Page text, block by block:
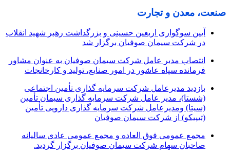
صنعت، معدن و تجارت
آیین سوگواری اربعین حسینی و بزرگداشت رهبر شهید انقلاب
در شرکت سیمان صوفیان برگزار شد
انتصاب مدیر عامل شرکت سیمان صوفیان به عنوان مشاور
فرمانده سپاه عاشور در امور صنایع، تولید و کارخانجات
بازدید مدیرعامل شرکت سرمایه گذاری تأمین اجتماعی
(شستا)، مدیر عامل شرکت سرمایه گذاری سیمان تأمین
(سیتا) ومدیرعامل شرکت سرمایه گذاری دارویی تأمین
(تیپیکو) از شرکت سیمان صوفیان
مجمع عمومی فوق العاده و مجمع عمومی عادی سالیانه
صاحبان سهام شرکت سیمان صوفیان برگزار گردید.